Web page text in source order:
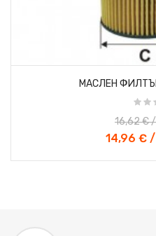
МАСЛЕН ФИЛТЪР
14,96 €
16,62 €